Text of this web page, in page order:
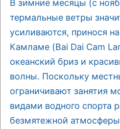
В зимние месяцы (с
термальные ветры
усиливаются, принося
Камламе (Bai Dai Cam
океанский бриз и
волны. Поскольку
ограничивают занятия
видами водного спорта
безмятежной